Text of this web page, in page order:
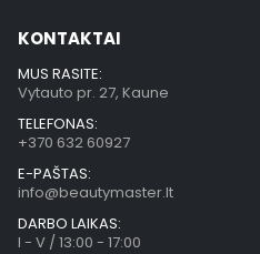
KONTAKTAI
MUS RASITE:
Vytauto pr. 27, Kaune
TELEFONAS:
+370 632 60927
E-PAŠTAS:
info@beautymaster.lt
DARBO LAIKAS:
I - V / 13:00 - 17:00